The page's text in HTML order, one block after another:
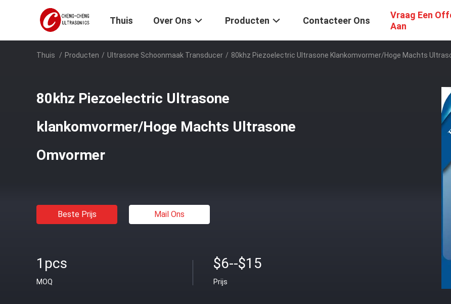
Thuis Over Ons Producten Contacteer Ons
Vraag Een
Aan
Thuis / Producten / Ultrasone Schoonmaak Transducer / 80khz Piezoelectric Ultrasone Klankomvormer/Hoge Machts
80khz Piezoelectric Ultrasone
klankomvormer/Hoge Machts Ultrasone
Omvormer
Beste Prijs Mail Ons
1pcs
MOQ
$6--$15
Prijs